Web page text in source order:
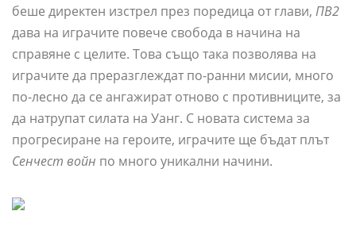
беше директен изстрел през поредица от глави, ПВ2
дава на играчите повече свобода в начина на
справяне с целите. Това също така позволява на
играчите да преразглеждат по-ранни мисии, много
по-лесно да се ангажират отново с противниците, за
да натрупат силата на Уанг. С новата система за
прогресиране на героите, играчите ще бъдат плът
Сенчест войн по много уникални начини.